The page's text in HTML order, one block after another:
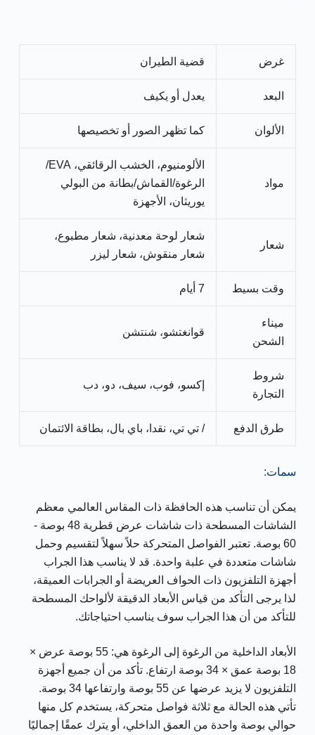
غرض قضية الطيران
البعد يعدل أو يكيف
الألوان كما تظهر الصور أو تخصيصها
مواد
الألومنيوم، الخشب الرقائقي، EVA/
الرغوة/القماش/بطانة من البولي
يوريثان، الأجهزة
شعار
شعار لوحة معدنية، شعار مطبوع،
شعار منقوش، شعار ليزر
وقت بسيط 7 أيام
ميناء
الشحن
قوانغتشو، شنتشن
شروط
التجارة
إكسو، فوب، سيف، دو، دب
طرق الدفع / تي تي، نقدا، باي بال، بطاقة الائتمان
سمات:
يمكن أن تناسب هذه الحافظة ذات المقاس العالمي معظم
الشاشات المسطحة ذات شاشات عرض قطرية 48 بوصة -
60 بوصة. تعتبر الفواصل المتحركة حلاً سهلاً لتقسيم وحمل
شاشات متعددة في علبة واحدة. قد لا يناسب هذا الجراب
أجهزة التلفزيون ذات الحواف العريضة أو الجرابات العميقة،
لذا يرجى التأكد من قياس الأبعاد الدقيقة لألواحك المسطحة
للتأكد من أن هذا الجراب سوف يناسب احتياجاتك.
الأبعاد الداخلية من الرغوة إلى الرغوة هي: 55 بوصة عرض ×
18 بوصة عمق × 34 بوصة ارتفاع. تأكد من أن جميع أجهزة
التلفزيون لا يزيد عرضها عن 55 بوصة وارتفاعها 34 بوصة.
تأتي هذه الحالة مع ثلاثة فواصل متحركة، يستخدم كل منها
حوالي بوصة واحدة من العمق الداخلي، أو يترك عمقًا إجماليًا